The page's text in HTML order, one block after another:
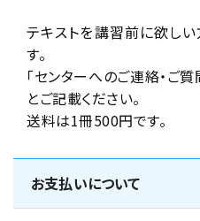
テキストを講習前に欲し
す。
「センターへのご連絡・ご
とご記載ください。
送料は1冊500円です。
お支払いについて